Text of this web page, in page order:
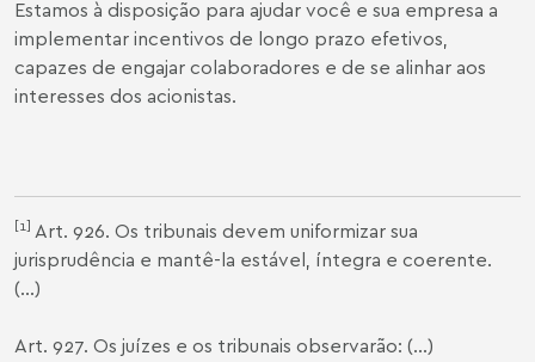
Estamos à disposição para ajudar você e sua empresa a
implementar incentivos de longo prazo efetivos,
capazes de engajar colaboradores e de se alinhar aos
interesses dos acionistas.
[1] Art. 926. Os tribunais devem uniformizar sua
jurisprudência e mantê-la estável, íntegra e coerente.
(...)
Art. 927. Os juízes e os tribunais observarão: (...)